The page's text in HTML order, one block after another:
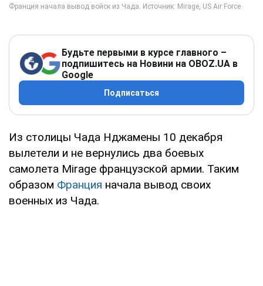
Будьте первыми в курсе главного –
подпишитесь на Новини на OBOZ.UA в
Google
Подписаться
Из столицы Чада Нджамены 10 декабря
вылетели и не вернулись два боевых
самолета Mirage французской армии. Таким
образом Франция начала вывод своих
военных из Чада.